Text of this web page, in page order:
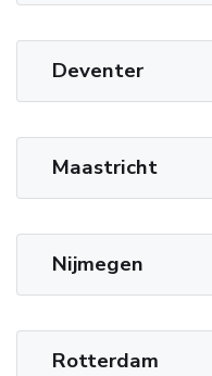
Deventer
Maastricht
Nijmegen
Rotterdam